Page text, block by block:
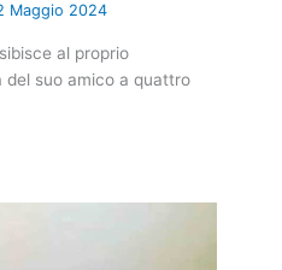
Maggio 2024
al proprio
del suo amico a quattro